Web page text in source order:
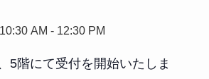
AM - 12:30 PM
5階にて受付を開始いたしま